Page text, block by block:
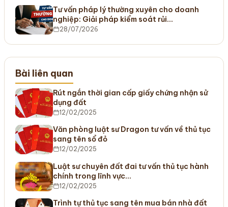
Tư vấn pháp lý thường xuyên cho doanh
nghiệp: Giải pháp kiểm soát rủi…
28/07/2026
Bài liên quan
Rút ngắn thời gian cấp giấy chứng nhận sử
dụng đất
12/02/2025
Văn phòng luật sư Dragon tư vấn về thủ tục
sang tên sổ đỏ
12/02/2025
Luật sư chuyên đất đai tư vấn thủ tục hành
chính trong lĩnh vực…
12/02/2025
Trình tự thủ tục sang tên mua bán nhà đất